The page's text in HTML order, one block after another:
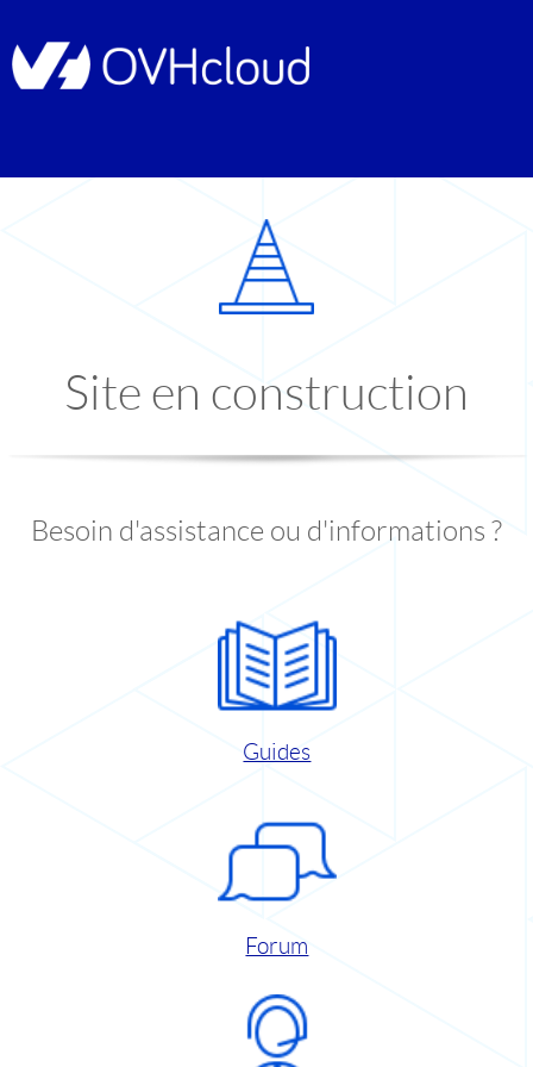
Site en construction
Besoin d'assistance ou d'informations ?
Guides
Forum